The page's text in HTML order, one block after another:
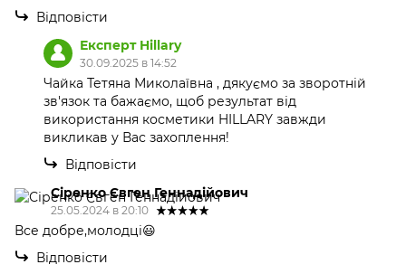
Відповісти
Експерт Hillary
30.09.2025 в 14:52
Чайка Тетяна Миколаївна , дякуємо за зворотній
зв'язок та бажаємо, щоб результат від
використання косметики HILLARY завжди
викликав у Вас захоплення!
Відповісти
Сіренко Євген Геннадійович
25.05.2024 в 20:10
Все добре,молодці😃
Відповісти